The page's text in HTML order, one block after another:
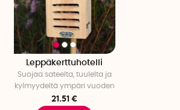
Leppäkerttuhotelli
Suojaa sateelta, tuulelta ja
kylmyydeltä ympäri vuoden
21.51 €